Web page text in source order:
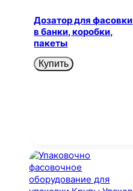
Дозатор для фасовки
в банки, коробки,
пакеты
Купить